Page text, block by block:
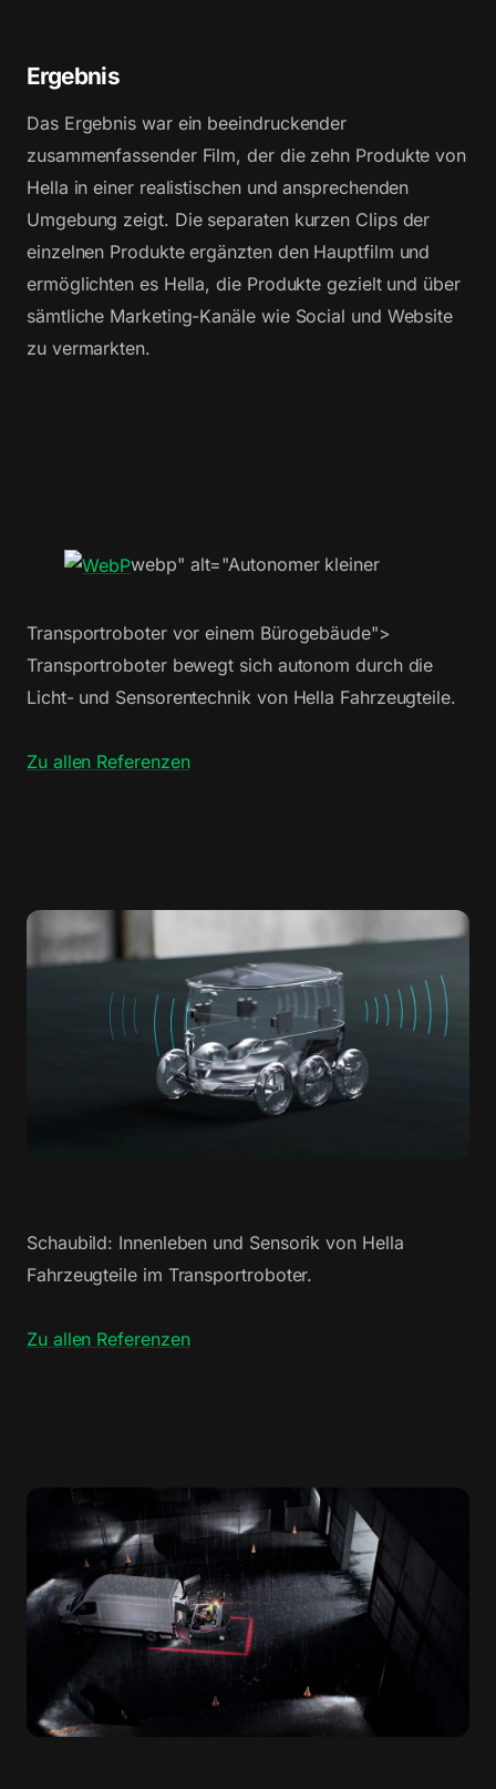
Ergebnis
Das Ergebnis war ein beeindruckender
zusammenfassender Film, der die zehn Produkte von
Hella in einer realistischen und ansprechenden
Umgebung zeigt. Die separaten kurzen Clips der
einzelnen Produkte ergänzten den Hauptfilm und
ermöglichten es Hella, die Produkte gezielt und über
sämtliche Marketing-Kanäle wie Social und Website
zu vermarkten.
webp" alt="Autonomer kleiner
Transportroboter vor einem Bürogebäude">
Transportroboter bewegt sich autonom durch die
Licht- und Sensorentechnik von Hella Fahrzeugteile.
Zu allen Referenzen
Schaubild: Innenleben und Sensorik von Hella
Fahrzeugteile im Transportroboter.
Zu allen Referenzen